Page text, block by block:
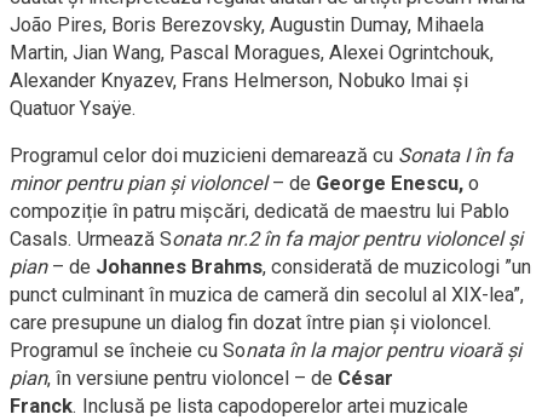
João Pires, Boris Berezovsky, Augustin Dumay, Mihaela
Martin, Jian Wang, Pascal Moragues, Alexei Ogrintchouk,
Alexander Knyazev, Frans Helmerson, Nobuko Imai și
Quatuor Ysaÿe.
Programul celor doi muzicieni demarează cu Sonata I în fa
minor pentru pian şi violoncel– de George Enescu, o
compoziție în patru mișcări, dedicată de maestru lui Pablo
Casals. Urmează Sonata nr.2 în fa major pentru violoncel și
pian– de Johannes Brahms, considerată de muzicologi ”un
punct culminant în muzica de cameră din secolul al XIX-lea”,
care presupune un dialog fin dozat între pian și violoncel.
Programul se încheie cu Sonata în la major pentru vioară şi
pian, în versiune pentru violoncel – de César
Franck. Inclusă pe lista capodoperelor artei muzicale